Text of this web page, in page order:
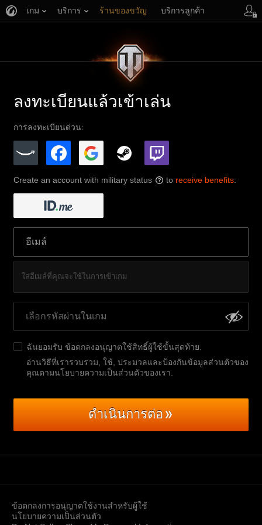
เกม บริการ ร้านของขวัญ บริการลูกค้า
ลงทะเบียนแล้วเข้าเล่น
การลงทะเบียนด่วน:
Create an account with military status ? to receive benefits:
ใส่อีเมล์ที่คุณจะใช้ในการเข้าเกม
ฉันยอมรับ ข้อตกลงอนุญาตใช้สิทธิ์ผู้ใช้ขั้นสุดท้าย
อ่านวิธีที่เรารวบรวม, ใช้, ประมวลและป้องกันข้อมูลส่วนตัวของ
คุณตามนโยบายความเป็นส่วนตัวของเรา
ดำเนินการต่อ
ข้อตกลงการอนุญาตใช้งานสำหรับผู้ใช้
นโยบายความเป็นส่วนตัว